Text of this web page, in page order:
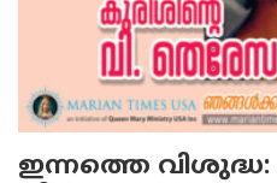
ഇന്നത്തെ വിശുദ്ധ: